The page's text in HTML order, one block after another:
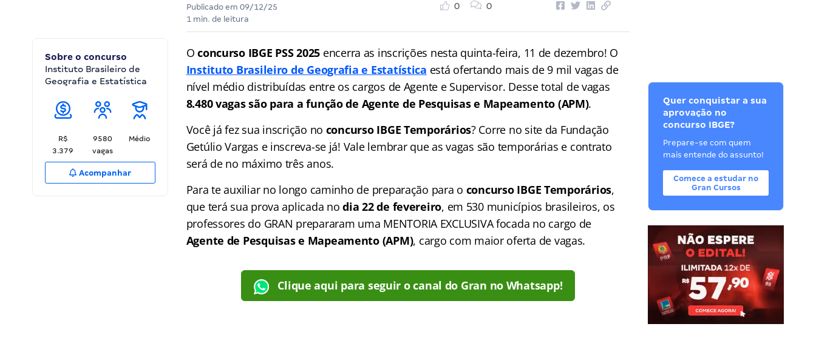
Publicado em 09/12/25
1 min. de leitura
0 0
Sobre o concurso
Instituto Brasileiro de
Geografia e Estatística
R$
3.379
9580
vagas
Médio
Acompanhar
Oconcurso IBGE PSS 2025 encerra as inscrições nesta quinta-feira, 11 de dezembro! O
Instituto Brasileiro de Geografia e Estatística está ofertando mais de 9 mil vagas de
nível médio distribuídas entre os cargos de Agente e Supervisor. Desse total de vagas
8.480 vagas são para a função de Agente de Pesquisas e Mapeamento (APM).
Você já fez sua inscrição no concurso IBGE Temporários? Corre no site da Fundação
Getúlio Vargas e inscreva-se já! Vale lembrar que as vagas são temporárias e contrato
será de no máximo três anos.
Para te auxiliar no longo caminho de preparação para o concurso IBGE Temporários,
que terá sua prova aplicada nodia 22 de fevereiro, em 530 municípios brasileiros, os
professores do GRAN prepararam uma MENTORIA EXCLUSIVA focada no cargo de
Agente de Pesquisas e Mapeamento (APM), cargo com maior oferta de vagas.
Clique aqui para seguir o canal do Gran no Whatsapp!
Quer conquistar a sua
aprovação no
concurso IBGE?
Prepare-se com quem
mais entende do assunto!
Comece a estudar no
Gran Cursos